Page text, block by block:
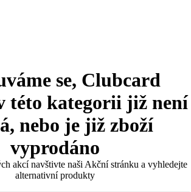
se, Clubcard
této kategorii již není
nebo je již zboží
vyprodáno
akcí navštivte naši Akční stránku a vyhledejte
alternativní produkty